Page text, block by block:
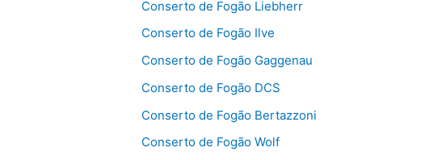
Conserto de Fogão Liebherr
Conserto de Fogão Ilve
Conserto de Fogão Gaggenau
Conserto de Fogão DCS
Conserto de Fogão Bertazzoni
Conserto de Fogão Wolf